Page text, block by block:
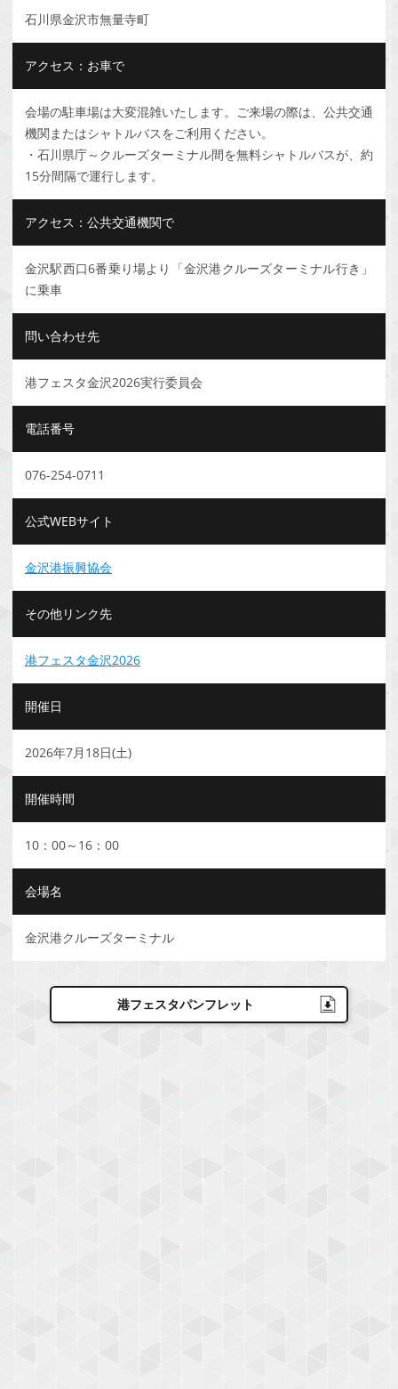
石川県金沢市無量寺町
アクセス：お車で
会場の駐車場は大変混雑いたします。ご来場の際は、公共交通
機関またはシャトルバスをご利用ください。
・石川県庁～クルーズターミナル間を無料シャトルバスが、約
15分間隔で運行します。
アクセス：公共交通機関で
金沢駅西口6番乗り場より「金沢港クルーズターミナル行き」
に乗車
問い合わせ先
港フェスタ金沢2026実行委員会
電話番号
076-254-0711
公式WEBサイト
金沢港振興協会
その他リンク先
港フェスタ金沢2026
開催日
2026年7月18日(土)
開催時間
10：00～16：00
会場名
金沢港クルーズターミナル
港フェスタパンフレット